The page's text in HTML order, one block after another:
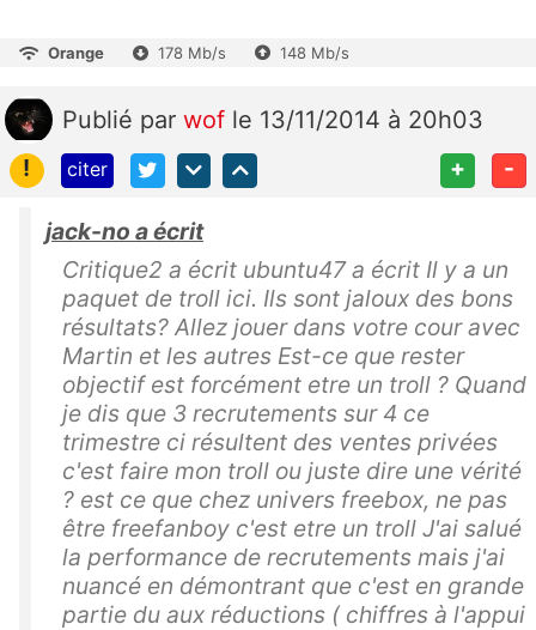
Orange 178 Mb/s 148 Mb/s
Publié par wof le 13/11/2014 à 20h03
!
citer + -
jack-no a écrit
Critique2 a écrit ubuntu47 a écrit Il y a un
paquet de troll ici. Ils sont jaloux des bons
résultats? Allez jouer dans votre cour avec
Martin et les autres Est-ce que rester
objectif est forcément etre un troll ? Quand
je dis que 3 recrutements sur 4 ce
trimestre ci résultent des ventes privées
c'est faire mon troll ou juste dire une vérité
? est ce que chez univers freebox, ne pas
être freefanboy c'est etre un troll J'ai salué
la performance de recrutements mais j'ai
nuancé en démontrant que c'est en grande
partie du aux réductions ( chiffres à l'appui